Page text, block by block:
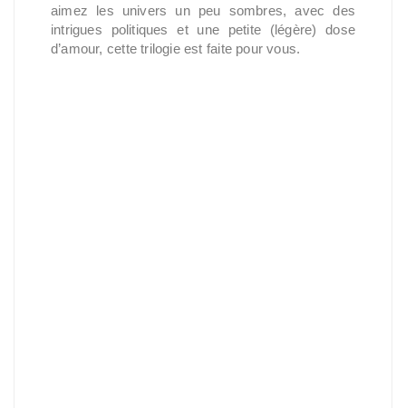
aimez les univers un peu sombres, avec des
intrigues politiques et une petite (légère) dose
d’amour, cette trilogie est faite pour vous.